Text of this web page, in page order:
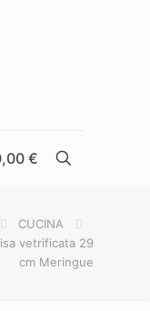
€
CUCINA
vetrificata 29
cm Meringue